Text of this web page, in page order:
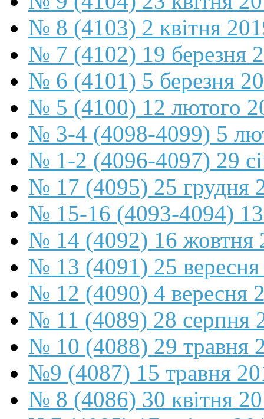
№ 8 (4103) 2 квітня
№ 7 (4102) 19 березня
№ 6 (4101) 5 березня
№ 5 (4100) 12 лютого
№ 3-4 (4098-4099) 5
№ 1-2 (4096-4097) 29
№ 17 (4095) 25 грудня
№ 15-16 (4093-4094) 13
№ 14 (4092) 16 жовтня
№ 13 (4091) 25
№ 12 (4090) 4 вересня
№ 11 (4089) 28 серпня
№ 10 (4088) 29 травня
№9 (4087) 15 травня
№ 8 (4086) 30 квітня